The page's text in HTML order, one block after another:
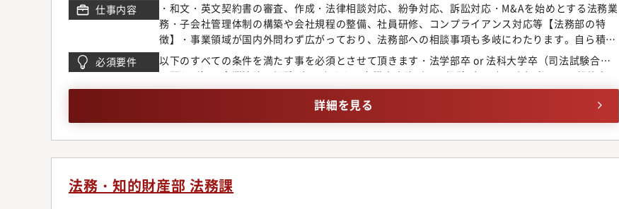
仕事内容
・和文・英文契約書の審査、作成・法律相談対応、紛争対応、訴訟対応・M&Aを始めとする法務業
務・子会社管理体制の構築や会社規程の整備、社員研修、コンプライアンス対応等【法務部の特
徴】・事業領域が国内外問わず広がっており、法務部への相談事項も多岐にわたります。自ら積極
的に勉強し、行動することで、知識や経験の幅を広げることができ、成長を実感できる環境で
す。・英文契約書の取り扱いが増加しており、英語力を活かして働きたい方にはお薦めの職場で
す。 将来的に海外駐在のチャンスあり。現在も法務関連で東南アジアに3名の海外駐在員あ
り。・現在の法務部のメンバーは東京7名、大阪5名の計12名。うち弁護士資格者は6名。 法科大
必須要件
以下のすべての条件を満たす事を必須とさせて頂きます・法学部卒 or 法科大学卒（司法試験合格
は問わず）・企業法務の経験5年以上または弁護士事務所での経験3年以上・主担当として契約書
（売買・請負・業務委託・守秘義務等）をレビューした経験のあること・語学力：英語 TOEIC 700
詳細を見る
法務・知的財産部 法務課